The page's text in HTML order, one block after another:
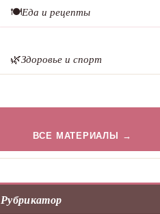
🍽️Еда и рецепты
🌿Здоровье и спорт
ВСЕ МАТЕРИАЛЫ →
Рубрикатор